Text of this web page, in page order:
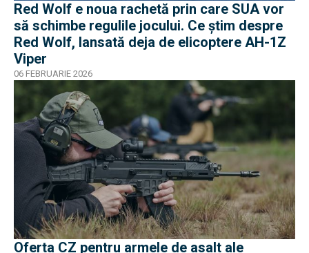
Red Wolf e noua rachetă prin care SUA vor
să schimbe regulile jocului. Ce știm despre
Red Wolf, lansată deja de elicoptere AH-1Z
Viper
06 FEBRUARIE 2026
Oferta CZ pentru armele de asalt ale